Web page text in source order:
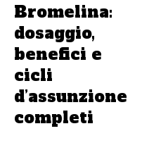
Bromelina:
dosaggio,
benefici e
cicli
d’assunzione
completi